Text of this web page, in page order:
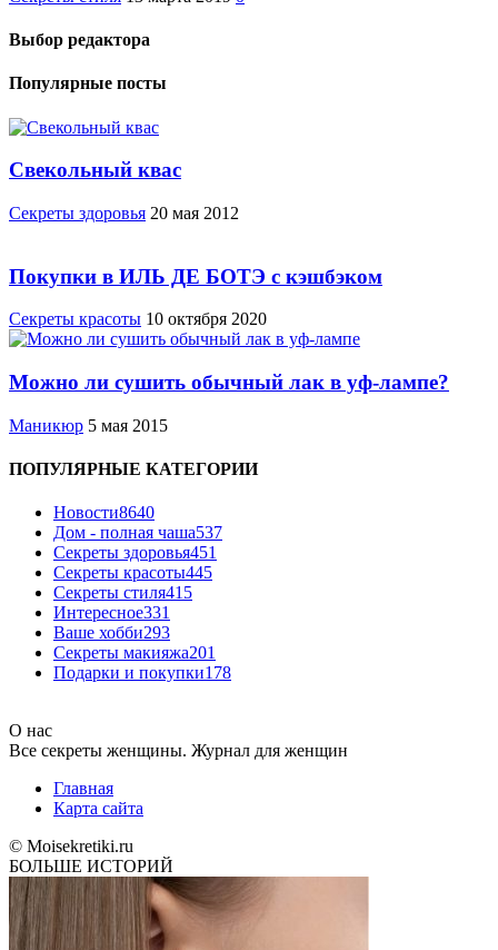
Выбор редактора
Популярные посты
Свекольный квас
Cекреты здоровья 20 мая 2012
Покупки в ИЛЬ ДЕ БОТЭ с кэшбэком
Секреты красоты 10 октября 2020
Можно ли сушить обычный лак в уф-лампе?
Маникюр 5 мая 2015
ПОПУЛЯРНЫЕ КАТЕГОРИИ
Новости8640
Дом - полная чаша537
Cекреты здоровья451
Секреты красоты445
Секреты стиля415
Интересное331
Ваше хобби293
Секреты макияжа201
Подарки и покупки178
О нас
Все секреты женщины. Журнал для женщин
Главная
Карта сайта
© Moisekretiki.ru
БОЛЬШЕ ИСТОРИЙ